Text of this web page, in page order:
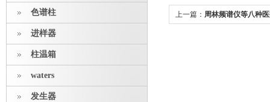
色谱柱
进样器
柱温箱
waters
发生器
上一篇： 周林频谱仪等八种